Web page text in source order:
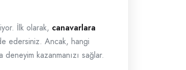
İlk olarak, canavarlara
edersiniz. Ancak, hangi
kazanmanızı sağlar.